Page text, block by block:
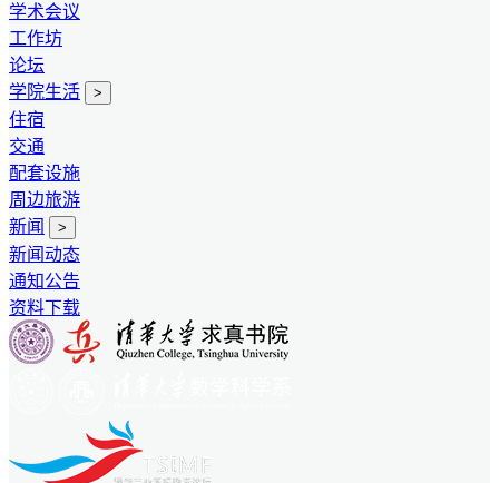
学术会议
工作坊
论坛
学院生活
>
住宿
交通
配套设施
周边旅游
新闻
>
新闻动态
通知公告
资料下载